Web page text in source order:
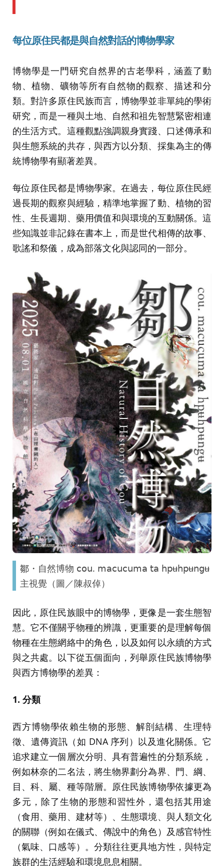
每位原住民都是與自然對話的博物學家
博物學是一門研究自然界的古老學科，涵蓋了動
物、植物、礦物等所有自然物的觀察、描述和分
類。對許多原住民族而言，博物學並非單純的學術
研究，而是一種與土地、自然和祖先智慧緊密相連
的生活方式。這種觀點強調親身實踐、口述傳承和
與生態系統的共存，與西方以分類、採集為主的傳
統博物學有顯著差異。
每位原住民都是博物學家。在過去，每位原住民經
過長期的觀察與經驗，精準地掌握了動、植物的習
性、生長週期、藥用價值和與環境的互動關係。這
些知識並非記錄在書本上，而是世代相傳的故事、
歌謠和祭儀，成為部落文化與認同的一部分。
鄒・自然博物 𝖼𝗈𝗎. 𝗆𝖺𝖼𝗎𝖼𝗎𝗆𝖺 𝗍𝖺 𝗁𝗉ʉ𝗁𝗉ʉ𝗇𝗀ʉ
主視覺（圖／陳叔倬）
因此，原住民族眼中的博物學，更像是一套生態智
慧。它不僅關乎物種的辨識，更重要的是理解每個
物種在生態網絡中的角色，以及如何以永續的方式
與之共處。以下從五個面向，列舉原住民族博物學
與西方博物學的差異：
1. 分類
西方博物學依賴生物的形態、解剖結構、生理特
徵、遺傳資訊（如 DNA 序列）以及進化關係。它
追求建立一個層次分明、具有普遍性的分類系統，
例如林奈的二名法，將生物界劃分為界、門、綱、
目、科、屬、種等階層。原住民族博物學依據更為
多元，除了生物的形態和習性外，還包括其用途
（食用、藥用、建材等）、生態環境、與人類文化
的關聯（例如在儀式、傳說中的角色）及感官特性
（氣味、口感等）。分類往往更具地方性，與特定
族群的生活經驗和環境息息相關。